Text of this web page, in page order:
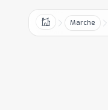
Home Marche